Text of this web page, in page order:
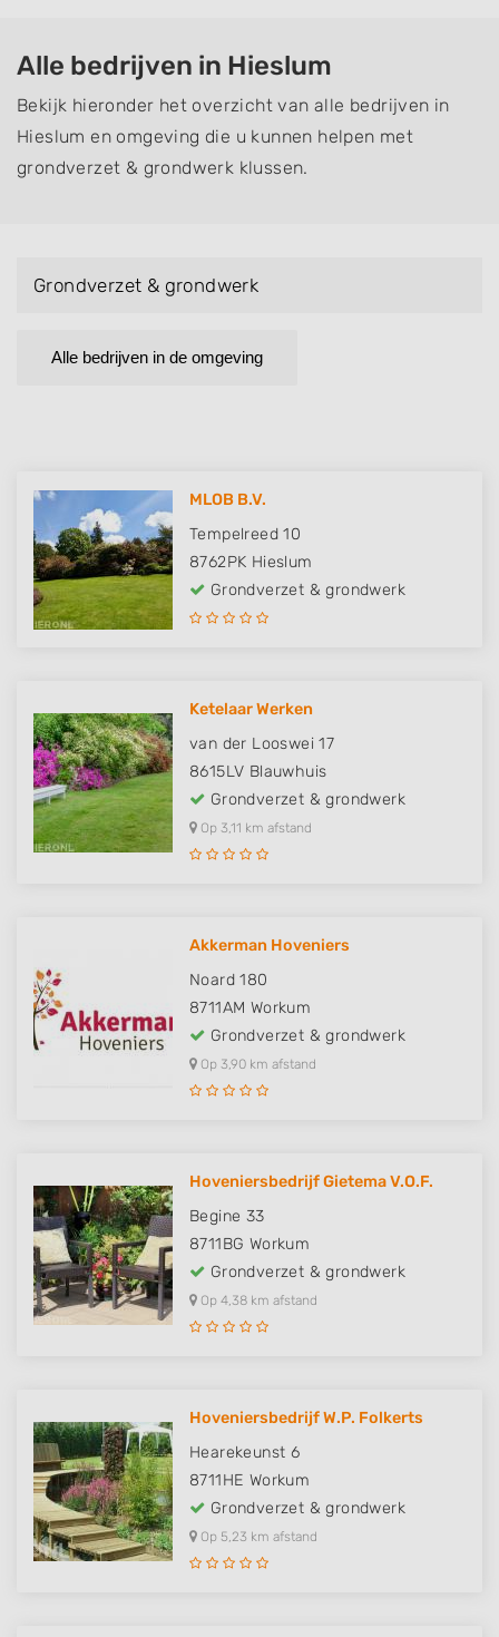
Alle bedrijven in Hieslum
Bekijk hieronder het overzicht van alle bedrijven in
Hieslum en omgeving die u kunnen helpen met
grondverzet & grondwerk klussen.
Grondverzet & grondwerk
Alle bedrijven in de omgeving
MLOB B.V.
Tempelreed 10
8762PK Hieslum
Grondverzet & grondwerk
Ketelaar Werken
van der Looswei 17
8615LV Blauwhuis
Grondverzet & grondwerk
Op 3,11 km afstand
Akkerman Hoveniers
Noard 180
8711AM Workum
Grondverzet & grondwerk
Op 3,90 km afstand
Hoveniersbedrijf Gietema V.O.F.
Begine 33
8711BG Workum
Grondverzet & grondwerk
Op 4,38 km afstand
Hoveniersbedrijf W.P. Folkerts
Hearekeunst 6
8711HE Workum
Grondverzet & grondwerk
Op 5,23 km afstand